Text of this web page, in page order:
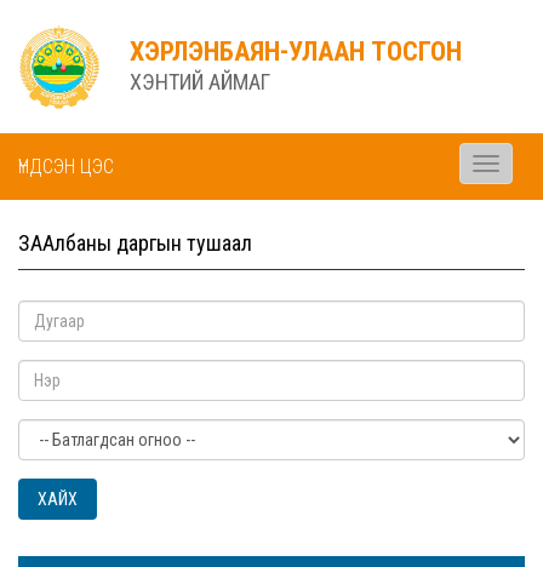
ХЭРЛЭНБАЯН-УЛААН ТОСГОН
ХЭНТИЙ АЙМАГ
ҮНДСЭН ЦЭС
Toggle
ЗААлбаны даргын тушаал